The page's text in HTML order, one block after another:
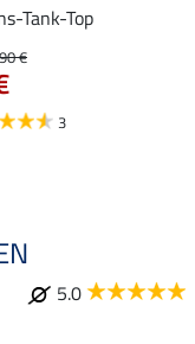
Tank-Top
€
3
5.0